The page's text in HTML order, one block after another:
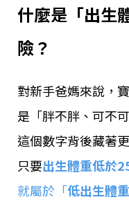
什麼是「出生
險？
對新手爸媽來說，
是「胖不胖、可不
這個數字背後藏著
只要出生體重低於
就屬於「低出生體